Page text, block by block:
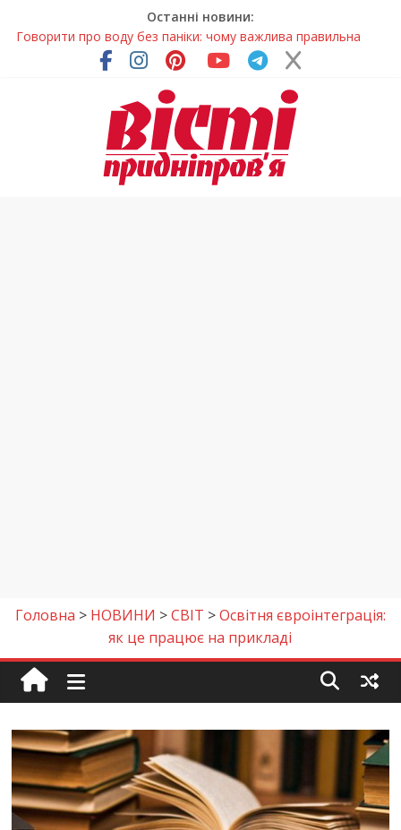
Останні новини:
Говорити про воду без паніки: чому важлива правильна
Лікар – на екрані: Як працюють телемедичні центри на
У Дніпрі триває масштабна підготовка до опалювального
Пошуки тривають: на Дніпропетровщині досліджують місце
розташування легендарного монастиря (Фото)
Головна > НОВИНИ >СВІТ >Освітня євроінтеграція:
як це працює на прикладі